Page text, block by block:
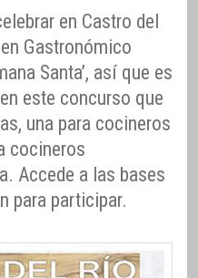
en Castro del
Gastronómico
Santa’, así que es
este concurso que
una para cocineros
cocineros
Accede a las bases
para participar.